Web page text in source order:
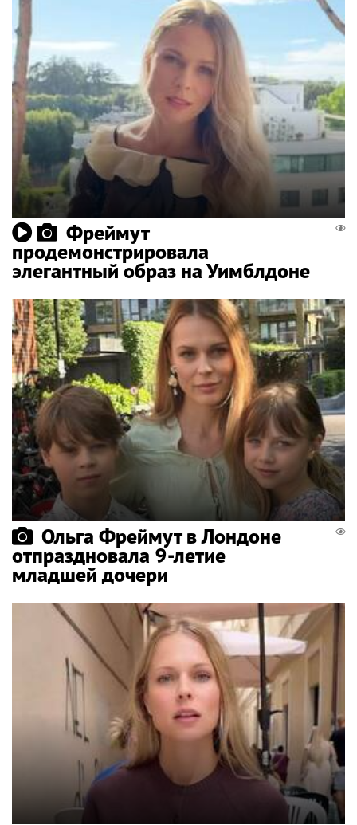
Фреймут
продемонстрировала
элегантный образ на Уимблдоне
Ольга Фреймут в Лондоне
отпраздновала 9-летие
младшей дочери